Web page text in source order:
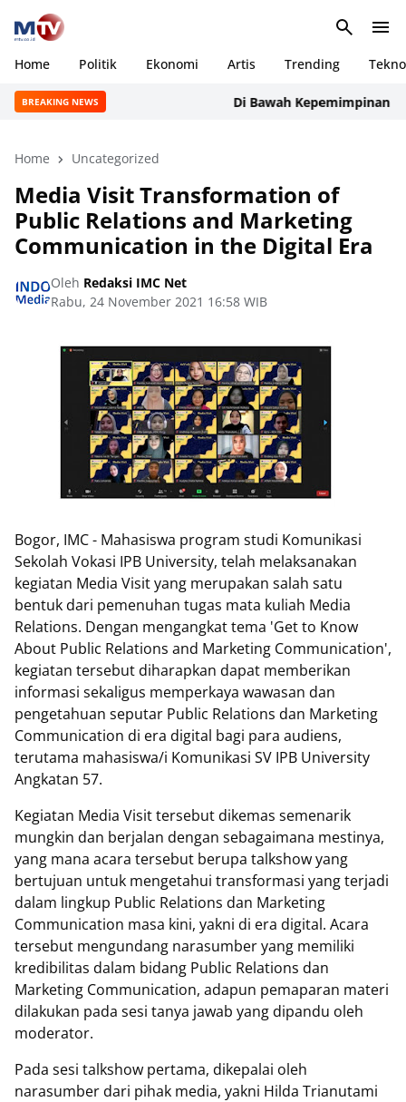
Home Politik Ekonomi Artis Trending Tekno
BREAKING NEWS Di Bawah Kepemimpinan
Home Uncategorized
Media Visit Transformation of
Public Relations and Marketing
Communication in the Digital Era
Oleh Redaksi IMC Net
Rabu, 24 November 2021 16:58 WIB
Bogor, IMC - Mahasiswa program studi Komunikasi
Sekolah Vokasi IPB University, telah melaksanakan
kegiatan Media Visit yang merupakan salah satu
bentuk dari pemenuhan tugas mata kuliah Media
Relations. Dengan mengangkat tema 'Get to Know
About Public Relations and Marketing Communication',
kegiatan tersebut diharapkan dapat memberikan
informasi sekaligus memperkaya wawasan dan
pengetahuan seputar Public Relations dan Marketing
Communication di era digital bagi para audiens,
terutama mahasiswa/i Komunikasi SV IPB University
Angkatan 57.
Kegiatan Media Visit tersebut dikemas semenarik
mungkin dan berjalan dengan sebagaimana mestinya,
yang mana acara tersebut berupa talkshow yang
bertujuan untuk mengetahui transformasi yang terjadi
dalam lingkup Public Relations dan Marketing
Communication masa kini, yakni di era digital. Acara
tersebut mengundang narasumber yang memiliki
kredibilitas dalam bidang Public Relations dan
Marketing Communication, adapun pemaparan materi
dilakukan pada sesi tanya jawab yang dipandu oleh
moderator.
Pada sesi talkshow pertama, dikepalai oleh
narasumber dari pihak media, yakni Hilda Trianutami